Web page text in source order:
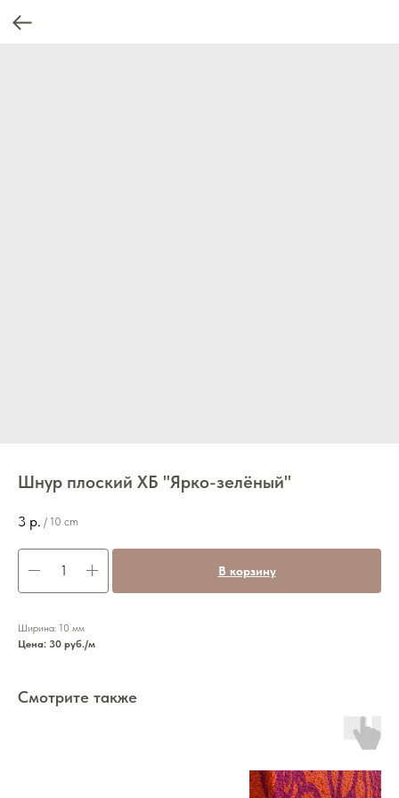
Шнур плоский ХБ "Ярко-зелёный"
3 р. / 10 cm
В корзину
Ширина: 10 мм
Цена: 30 руб./м
Смотрите также